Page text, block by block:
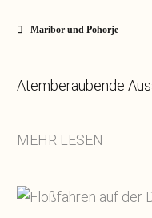
Maribor und Pohorje
Atemberaubende
MEHR LESEN